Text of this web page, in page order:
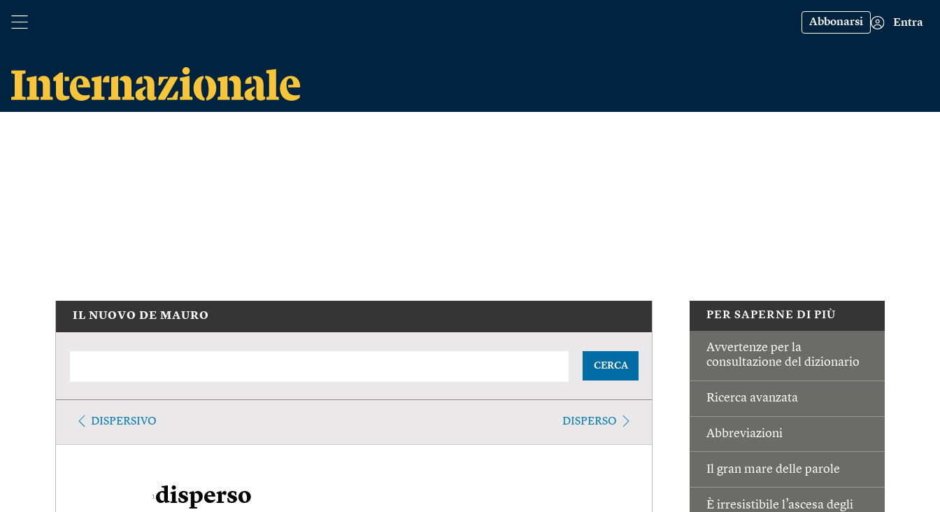
Abbonarsi Entra
PER SAPERNE DI PIÙ
Avvertenze per la
consultazione del dizionario
Ricerca avanzata
Abbreviazioni
Il gran mare delle parole
È irresistibile l’ascesa degli
IL NUOVO DE MAURO
CERCA
DISPERSIVO DISPERSO
1disperso